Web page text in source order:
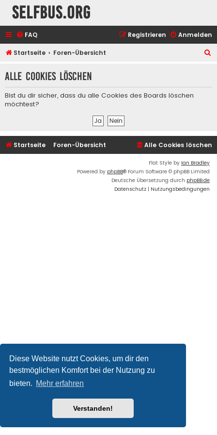
Diese Website nutzt Cookies, um dir den
bestmöglichen Komfort bei der Nutzung zu
bieten. Mehr erfahren
Verstanden!
selfbus.org
FAQ Anmelden
Registrieren
Startseite Foren-Übersicht
h
Alle Cookies löschen
Bist du dir sicher, dass du alle Cookies des Boards löschen
möchtest?
Startseite Foren-Übersicht Alle Cookies löschen
Flat Style by Ian Bradley
Powered by phpBB® Forum Software © phpBB Limited
Deutsche Übersetzung durch phpBB.de
Datenschutz | Nutzungsbedingungen